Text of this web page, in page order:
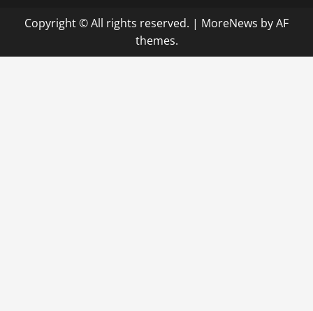
Copyright © All rights reserved. | MoreNews by AF
themes.